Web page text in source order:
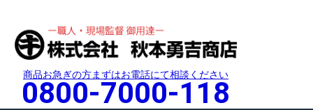
商品お急ぎの方まずはお電話にて相談ください
0800-7000-118